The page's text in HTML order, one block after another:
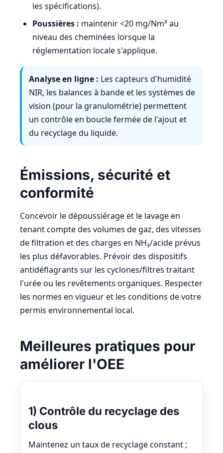
les spécifications).
Poussières : maintenir <20 mg/Nm³ au
niveau des cheminées lorsque la
réglementation locale s'applique.
Analyse en ligne : Les capteurs d'humidité
NIR, les balances à bande et les systèmes de
vision (pour la granulométrie) permettent
un contrôle en boucle fermée de l'ajout et
du recyclage du liquide.
Émissions, sécurité et
conformité
Concevoir le dépoussiérage et le lavage en
tenant compte des volumes de gaz, des vitesses
de filtration et des charges en NH₃/acide prévus
les plus défavorables. Prévoir des dispositifs
antidéflagrants sur les cyclones/filtres traitant
l'urée ou les revêtements organiques. Respecter
les normes en vigueur et les conditions de votre
permis environnemental local.
Meilleures pratiques pour
améliorer l'OEE
1) Contrôle du recyclage des
clous
Maintenez un taux de recyclage constant ;